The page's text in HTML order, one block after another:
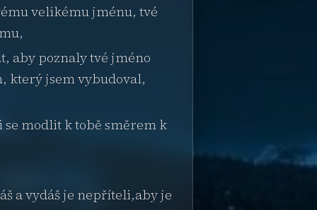
velikému jménu, tvé
aby poznaly tvé jméno
který jsem vybudoval,
modlit k tobě směrem k
a vydáš je nepříteli,aby je